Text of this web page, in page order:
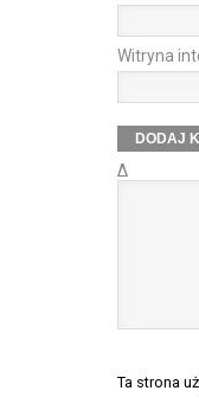
Witryna
Δ
Ta strona